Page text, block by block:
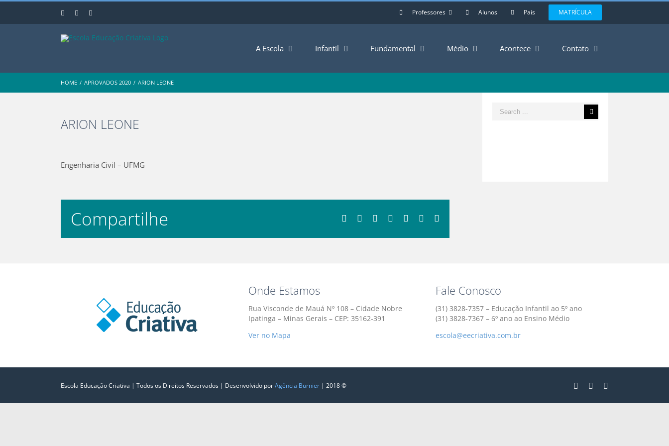
Skip
content
InstagramFacebook Professores Alunos Pais MATRÍCULA
A Escola Infantil Fundamental Médio Acontece Contato
HOME / APROVADOS 2020 / ARION LEONE
ARION LEONE
Image
Engenharia Civil – UFMG
Compartilhe Facebook
TwitterLinkedInWhatsapp
TumblrPinterest
Search
for:
Onde Estamos
Rua Visconde de Mauá Nº 108 – Cidade Nobre
Ipatinga – Minas Gerais – CEP: 35162-391
Ver no Mapa
Fale Conosco
(31) 3828-7357 – Educação Infantil ao 5º ano
(31) 3828-7367 – 6º ano ao Ensino Médio
escola@eecriativa.com.br
Escola Educação Criativa | Todos os Direitos Reservados | Desenvolvido porAgência Burnier | 2018 ©‎ InstagramFacebook